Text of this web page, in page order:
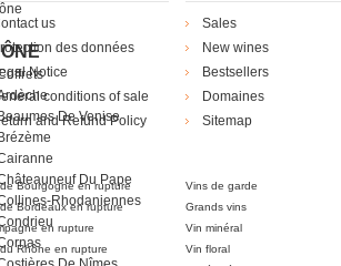
De Venise
Brézème
Du Pape
Rhodaniennes
us
des données
Notice
conditions of sale
and Refund Policy
Sales
New wines
Bestsellers
Domaines
Sitemap
Bourgogne en rupture Vins de garde
Bordeaux en rupture
Grands vins
en rupture
Vin minéral
Rhône en rupture
Vin floral